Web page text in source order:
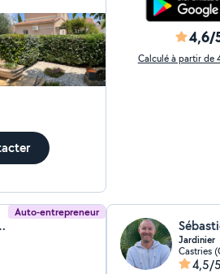
4,6/
Calculé à partir de
Auto-entrepreneur
de Benoît)
Jardinier
Castries
4,5/5